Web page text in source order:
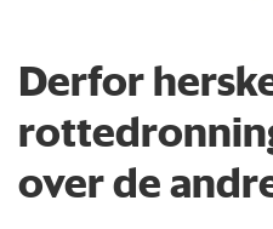
Derfor
over de